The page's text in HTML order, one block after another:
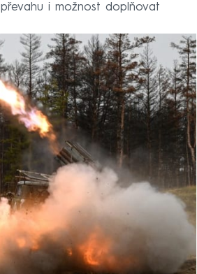
i možnost doplňovat